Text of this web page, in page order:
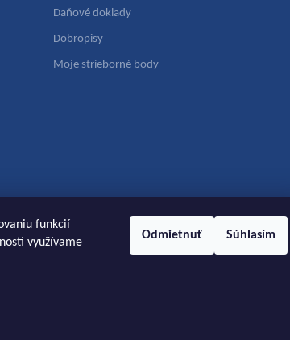
funkcií
využívame
Odmietnuť Súhlasím
Daňové doklady
Dobropisy
Moje strieborné body